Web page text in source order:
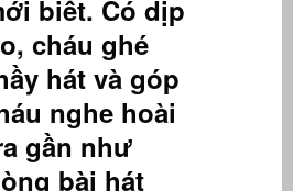
biết. Có dịp
cháu ghé
hát và góp
nghe hoài
gần như
bài hát